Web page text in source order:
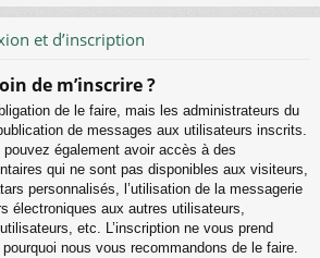
et d’inscription
de m’inscrire ?
de le faire, mais les administrateurs du
de messages aux utilisateurs inscrits.
également avoir accès à des
qui ne sont pas disponibles aux visiteurs,
personnalisés, l’utilisation de la messagerie
électroniques aux autres utilisateurs,
etc. L’inscription ne vous prend
pourquoi nous vous recommandons de le faire.